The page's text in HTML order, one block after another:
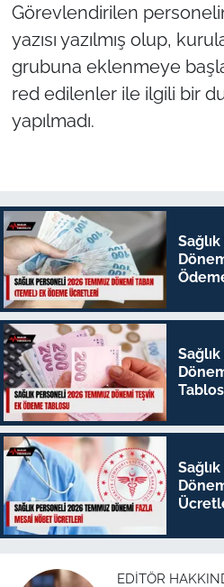
Görevlendirilen
yazısı yazılmış olup,
grubuna eklenmeye
red edilenler ile ilgili bir
yapılmadı.
EDITÖR